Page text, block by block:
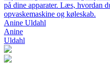
på dine apparater. Læs, hvordan
opvaskemaskine og køleskab.
Anine Uldahl
Anine
Uldahl